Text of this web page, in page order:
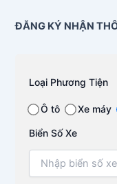
ĐĂNG KÝ NHẬN
Loại Phương Tiện
Ô tô Xe máy
Biển Số Xe